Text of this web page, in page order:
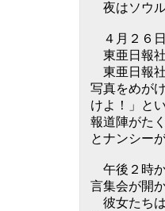
夜はソウ
４月２６
東亜日報
東亜日報
写真をめが
けよ！」と
報道陣がた
とナンシー
午後２時か
言集会が開
彼女たちは